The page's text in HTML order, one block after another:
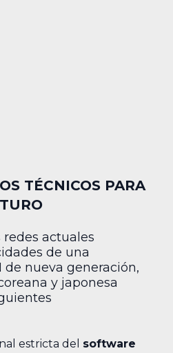
TÉCNICOS PARA
redes actuales
de una
de nueva generación,
y japonesa
estricta del software